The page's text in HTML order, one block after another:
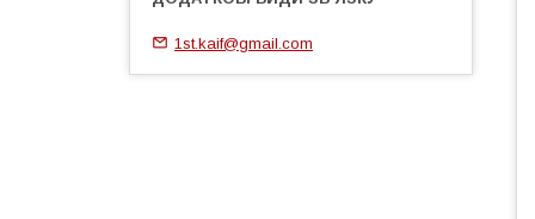
1st.kaif@gmail.com